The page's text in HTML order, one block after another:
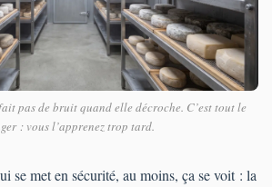
pas de bruit quand elle décroche. C’est tout le
: vous l’apprenez trop tard.
se met en sécurité, au moins, ça se voit : la